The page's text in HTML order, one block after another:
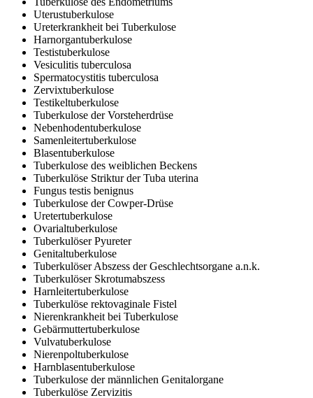
Uterustuberkulose
Ureterkrankheit bei Tuberkulose
Harnorgantuberkulose
Testistuberkulose
Vesiculitis tuberculosa
Spermatocystitis tuberculosa
Zervixtuberkulose
Testikeltuberkulose
Tuberkulose der Vorsteherdrüse
Nebenhodentuberkulose
Samenleitertuberkulose
Blasentuberkulose
Tuberkulose des weiblichen Beckens
Tuberkulöse Striktur der Tuba uterina
Fungus testis benignus
Tuberkulose der Cowper-Drüse
Uretertuberkulose
Ovarialtuberkulose
Tuberkulöser Pyureter
Genitaltuberkulose
Tuberkulöser Abszess der Geschlechtsorgane a.n.k.
Tuberkulöser Skrotumabszess
Harnleitertuberkulose
Tuberkulöse rektovaginale Fistel
Nierenkrankheit bei Tuberkulose
Gebärmuttertuberkulose
Vulvatuberkulose
Nierenpoltuberkulose
Harnblasentuberkulose
Tuberkulose der männlichen Genitalorgane
Tuberkulöse Zervizitis